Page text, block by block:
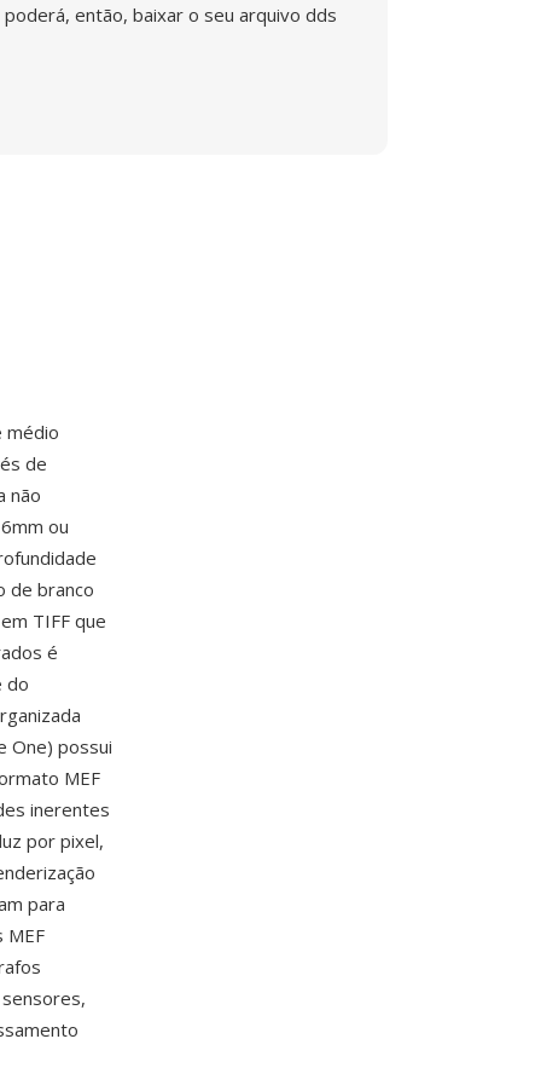
poderá, então, baixar o seu arquivo dds
médio
de
não
ou
de branco
TIFF que
é
do
One) possui
MEF
inerentes
por pixel,
para
MEF